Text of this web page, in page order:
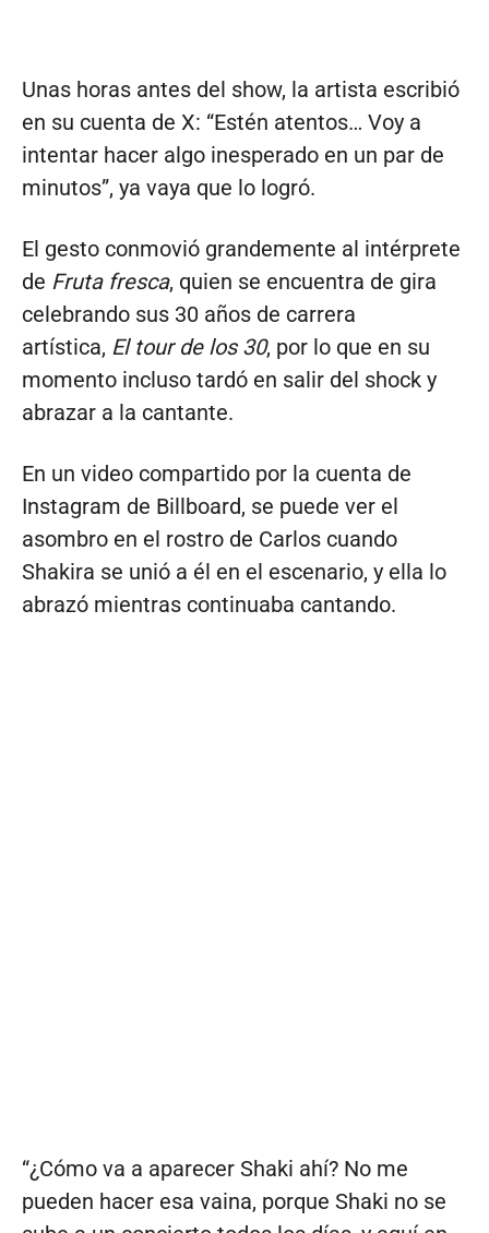
Unas horas antes del show, la artista escribió
en su cuenta de X: “Estén atentos… Voy a
intentar hacer algo inesperado en un par de
minutos”, ya vaya que lo logró.
El gesto conmovió grandemente al intérprete
de Fruta fresca, quien se encuentra de gira
celebrando sus 30 años de carrera
artística, El tour de los 30, por lo que en su
momento incluso tardó en salir del shock y
abrazar a la cantante.
En un video compartido por la cuenta de
Instagram de Billboard, se puede ver el
asombro en el rostro de Carlos cuando
Shakira se unió a él en el escenario, y ella lo
abrazó mientras continuaba cantando.
“¿Cómo va a aparecer Shaki ahí? No me
pueden hacer esa vaina, porque Shaki no se